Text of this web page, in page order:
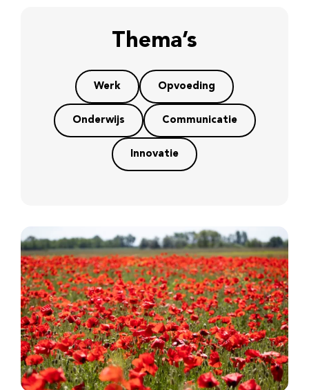
Thema’s
Werk Opvoeding
Onderwijs Communicatie
Innovatie